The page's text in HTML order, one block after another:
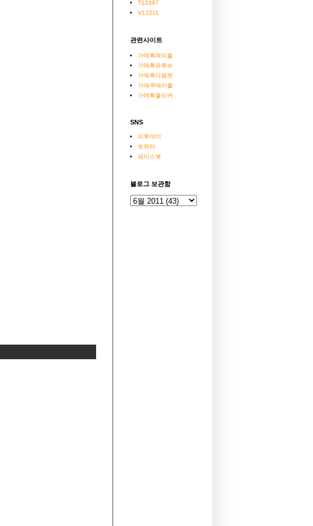
T12497
V12211
관련사이트
가메톡메이플
가메톡유튜브
가메톡다음팟
가메쿠메이플
가메톡플리커
SNS
미투데이
트위터
페이스북
블로그 보관함